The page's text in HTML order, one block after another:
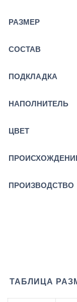
РАЗМЕР
СОСТАВ
ПОДКЛАДКА
НАПОЛНИТЕЛЬ
ЦВЕТ
ПРОИЗВОДСТВО
ТАБЛИЦА